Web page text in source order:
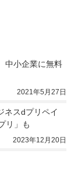
中小企業に無料
2021年5月27日
ネスdプリペイ
リ」も
2023年12月20日